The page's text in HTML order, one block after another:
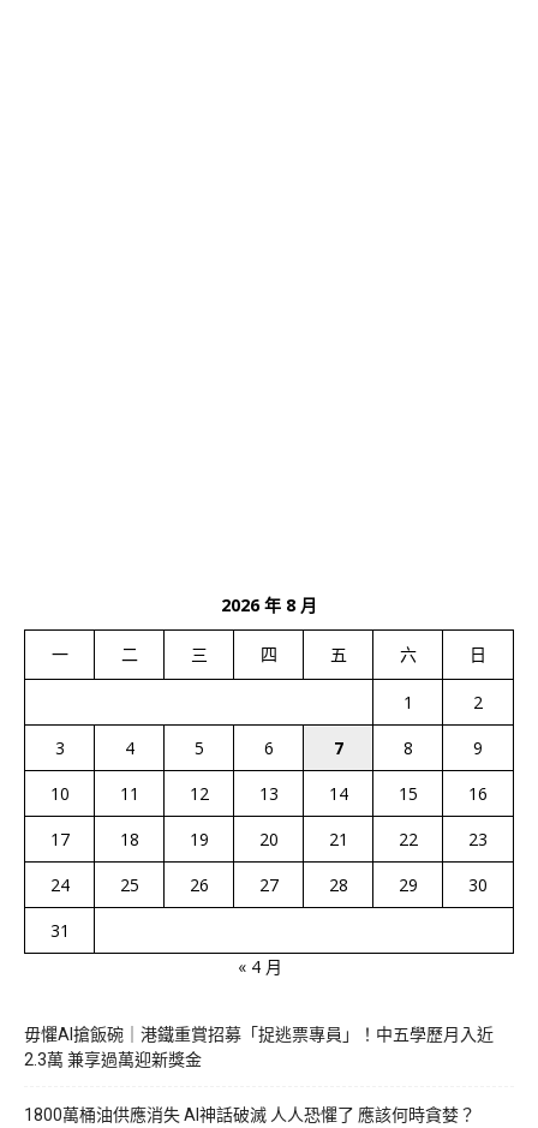
2026 年 8 月
一 二 三 四 五 六 日
1
2
3
4 5 6 7 8
9
10
11 12 13 14 15
16
17
18 19 20 21 22
23
24
25 26 27 28 29
30
31
« 4 月
毋懼AI搶飯碗｜港鐵重賞招募「捉逃票專員」！中五學歷月入近
2.3萬 兼享過萬迎新獎金
1800萬桶油供應消失 AI神話破滅 人人恐懼了 應該何時貪婪？